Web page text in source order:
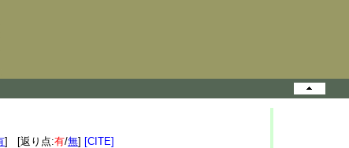
] [返り点:有/無] [CITE]